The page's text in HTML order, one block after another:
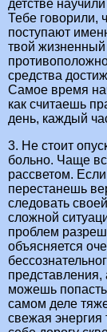
детстве
Тебе говорили,
поступают
твой
средства
Самое время
как считаешь
день, каждый
3. Не стоит
больно. Чаще
рассветом.
перестанешь
следовать
сложной
проблем
объясняется
представления,
можешь
самом деле
свежая энергия